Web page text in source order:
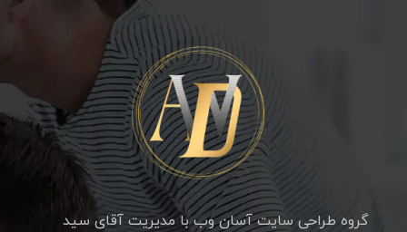
گروه طراحی سایت آسان وب با مدیریت آقای سید